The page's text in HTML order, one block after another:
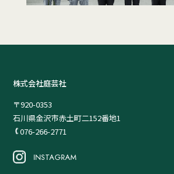
株式会社庭芸社
〒920-0353
石川県金沢市赤土町二152番地1
076-266-2771
INSTAGRAM